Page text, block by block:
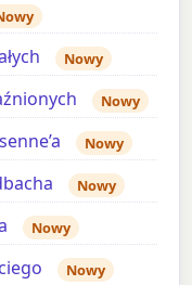
Nowy
Nowy
Nowy
Nowy
Nowy
Nowy